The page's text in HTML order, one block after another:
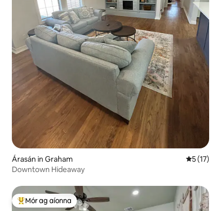
Árasán in Graham
5 (17)
Downtown Hideaway
An-mhór ag aíonna
Mór ag aíonna